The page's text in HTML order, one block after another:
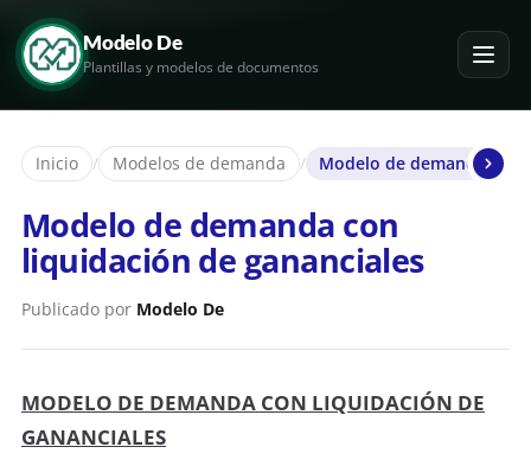
Modelo De
Plantillas y modelos de documentos
Inicio / Modelos de demanda / Modelo de demanda con
Modelo de demanda con
liquidación de gananciales
Publicado por Modelo De
MODELO DE DEMANDA CON LIQUIDACIÓN DE
GANANCIALES